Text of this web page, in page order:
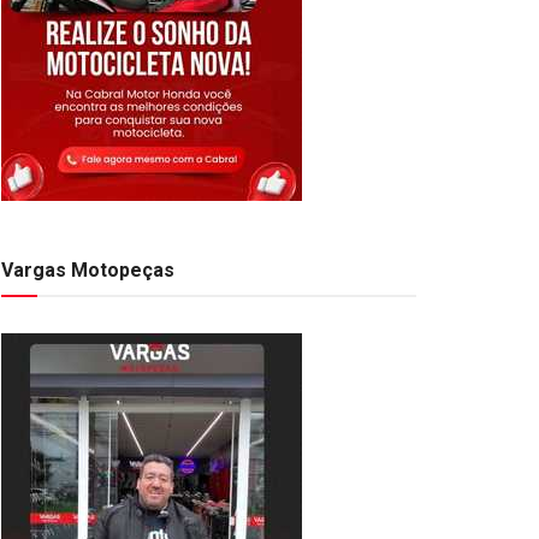
Vargas Motopeças